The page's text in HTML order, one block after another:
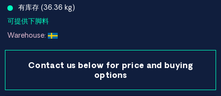
有库存 (36.36 kg)
可提供下脚料
Warehouse:
Contact us below for price and buying
options